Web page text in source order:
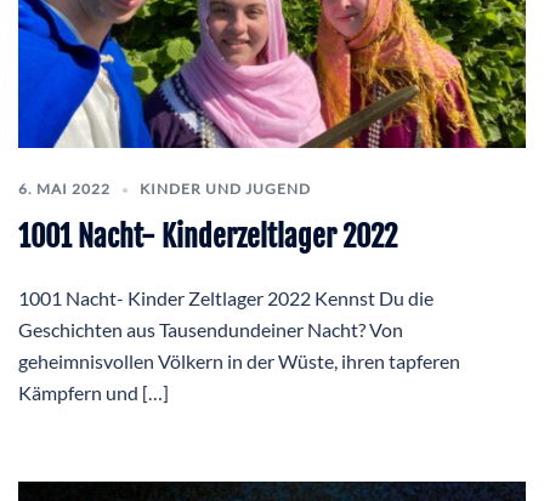
6. MAI 2022 KINDER UND JUGEND
1001 Nacht- Kinderzeltlager 2022
1001 Nacht- Kinder Zeltlager 2022 Kennst Du die
Geschichten aus Tausendundeiner Nacht? Von
geheimnisvollen Völkern in der Wüste, ihren tapferen
Kämpfern und […]